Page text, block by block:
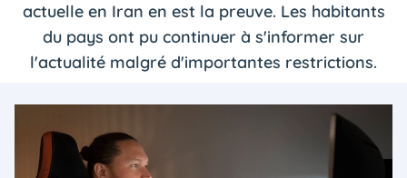
actuelle en Iran en est la preuve. Les habitants
du pays ont pu continuer à s'informer sur
l'actualité malgré d'importantes restrictions.